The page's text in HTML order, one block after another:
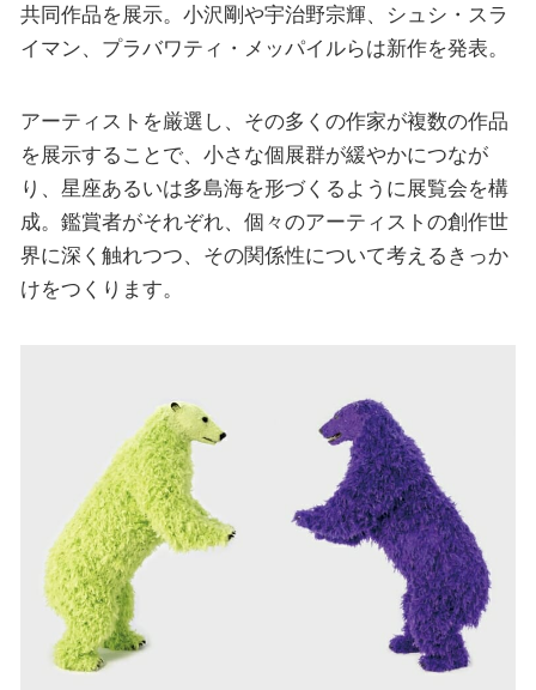
共同作品を展示。小沢剛や宇治野宗輝、シュシ・スラ
イマン、プラバワティ・メッパイルらは新作を発表。
アーティストを厳選し、その多くの作家が複数の作品
を展示することで、小さな個展群が緩やかにつなが
り、星座あるいは多島海を形づくるように展覧会を構
成。鑑賞者がそれぞれ、個々のアーティストの創作世
界に深く触れつつ、その関係性について考えるきっか
けをつくります。